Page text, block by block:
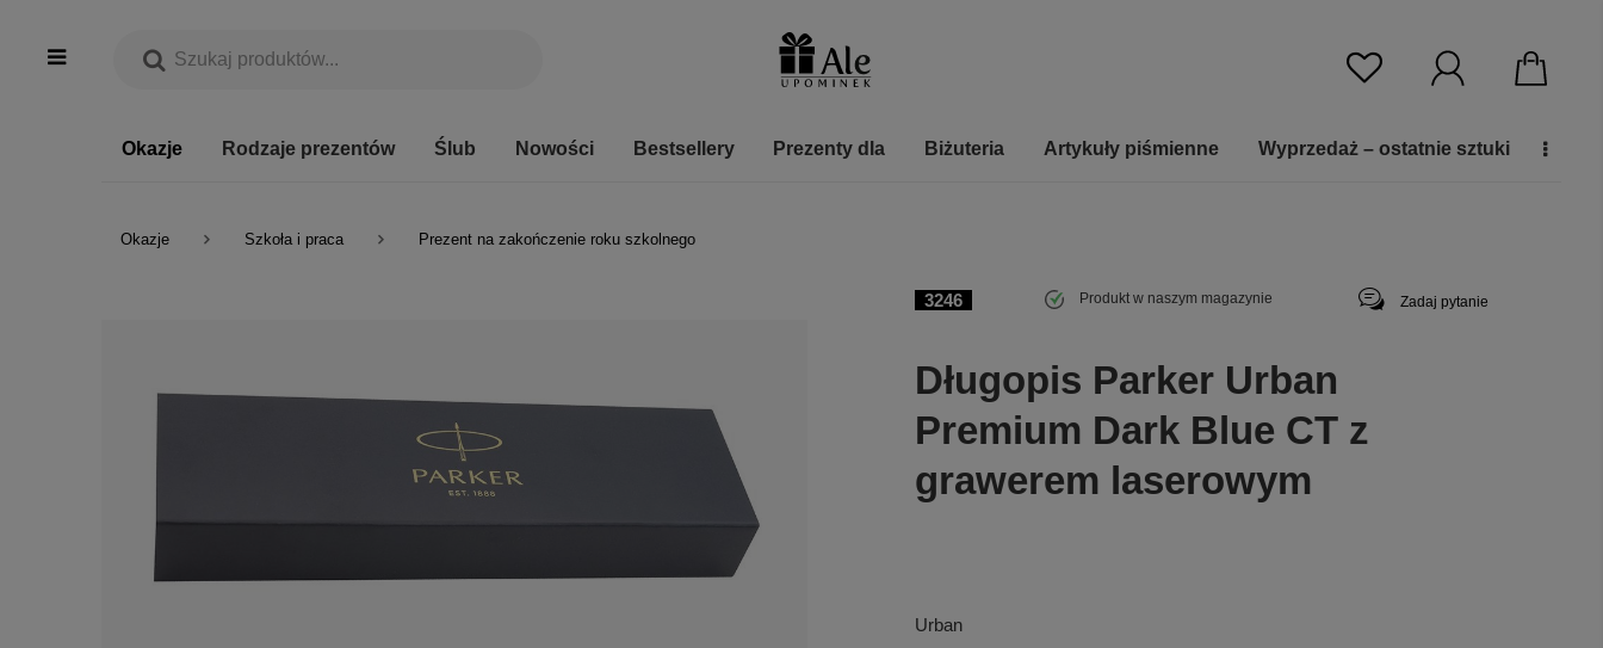
Okazje Rodzaje prezentów Ślub Nowości Bestsellery Prezenty dla Biżuteria Artykuły piśmienne Wyprzedaż – ostatnie sztuki
Okazje Szkoła i praca Prezent na zakończenie roku szkolnego
3246 Produkt w naszym magazynie Zadaj pytanie
Długopis Parker Urban
Premium Dark Blue CT z
grawerem laserowym
Urban